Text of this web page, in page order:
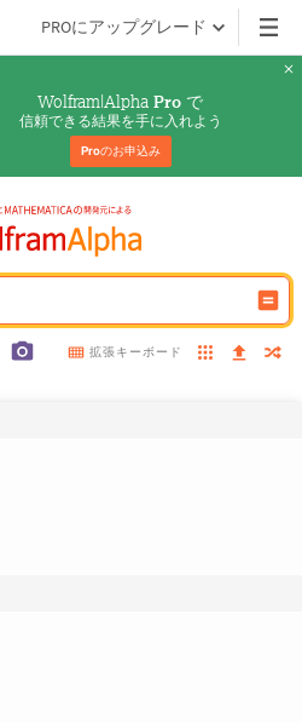
PROにアップグレード
Wolfram|Alpha Pro で
信頼できる結果を手に入れよう
Proのお申込み
拡張キーボード